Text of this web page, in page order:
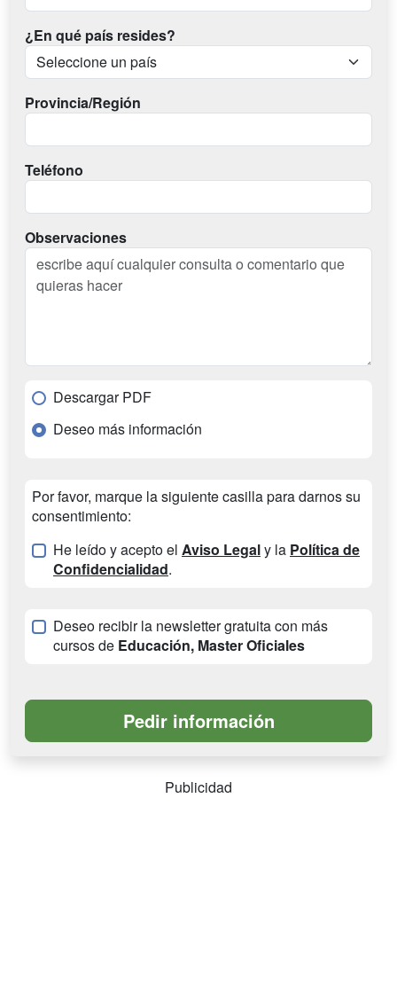
¿En qué país resides?
Provincia/Región
Teléfono
Observaciones
Descargar PDF
Deseo más información
Por favor, marque la siguiente casilla para darnos su
consentimiento:
He leído y acepto el Aviso Legaly la Política de
Confidencialidad.
Deseo recibir la newsletter gratuita con más
cursos de Educación, Master Oficiales
Publicidad